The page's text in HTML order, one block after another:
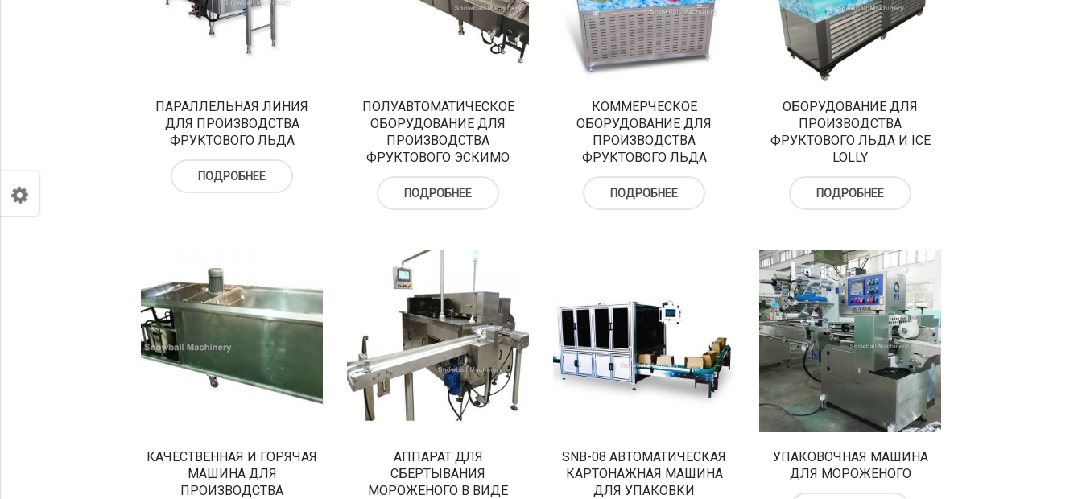
ПАРАЛЛЕЛЬНАЯ ЛИНИЯ
ДЛЯ ПРОИЗВОДСТВА
ФРУКТОВОГО ЛЬДА
ПОДРОБНЕЕ
ПОЛУАВТОМАТИЧЕСКОЕ
ОБОРУДОВАНИЕ ДЛЯ
ПРОИЗВОДСТВА
ФРУКТОВОГО ЭСКИМО
ПОДРОБНЕЕ
КОММЕРЧЕСКОЕ
ОБОРУДОВАНИЕ ДЛЯ
ПРОИЗВОДСТВА
ФРУКТОВОГО ЛЬДА
ПОДРОБНЕЕ
ОБОРУДОВАНИЕ ДЛЯ
ПРОИЗВОДСТВА
ФРУКТОВОГО ЛЬДА И ICE
LOLLY
ПОДРОБНЕЕ
КАЧЕСТВЕННАЯ И ГОРЯЧАЯ
МАШИНА ДЛЯ
ПРОИЗВОДСТВА
АППАРАТ ДЛЯ
СБЕРТЫВАНИЯ
МОРОЖЕНОГО В ВИДЕ
SNB-08 АВТОМАТИЧЕСКАЯ
КАРТОНАЖНАЯ МАШИНА
ДЛЯ УПАКОВКИ
УПАКОВОЧНАЯ МАШИНА
ДЛЯ МОРОЖЕНОГО